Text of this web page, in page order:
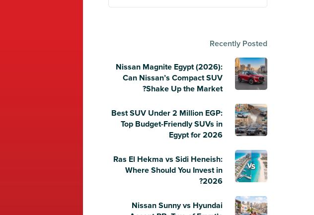
Recently Posted
Nissan Magnite Egypt (2026):
Can Nissan’s Compact SUV
Shake Up the Market?
Best SUV Under 2 Million EGP:
Top Budget-Friendly SUVs in
Egypt for 2026
Ras El Hekma vs Sidi Heneish:
Where Should You Invest in
2026?
Nissan Sunny vs Hyundai